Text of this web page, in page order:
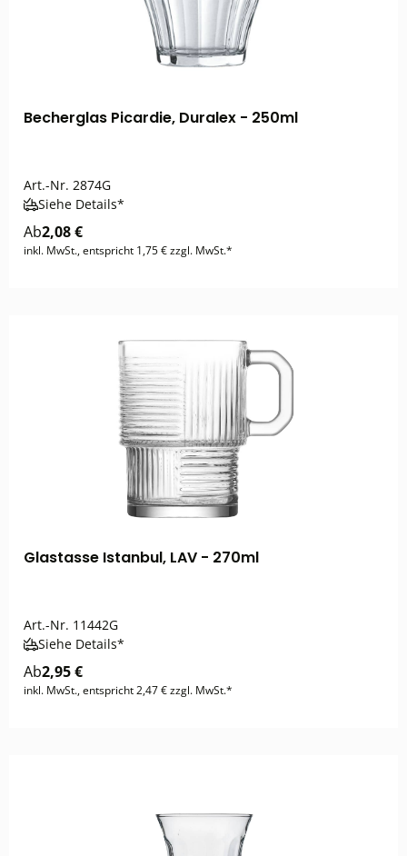
Becherglas Picardie, Duralex - 250ml
Art.-Nr. 2874G
Siehe Details*
Ab2,08 €
inkl. MwSt., entspricht 1,75 € zzgl. MwSt.*
Glastasse Istanbul, LAV - 270ml
Art.-Nr. 11442G
Siehe Details*
Ab2,95 €
inkl. MwSt., entspricht 2,47 € zzgl. MwSt.*